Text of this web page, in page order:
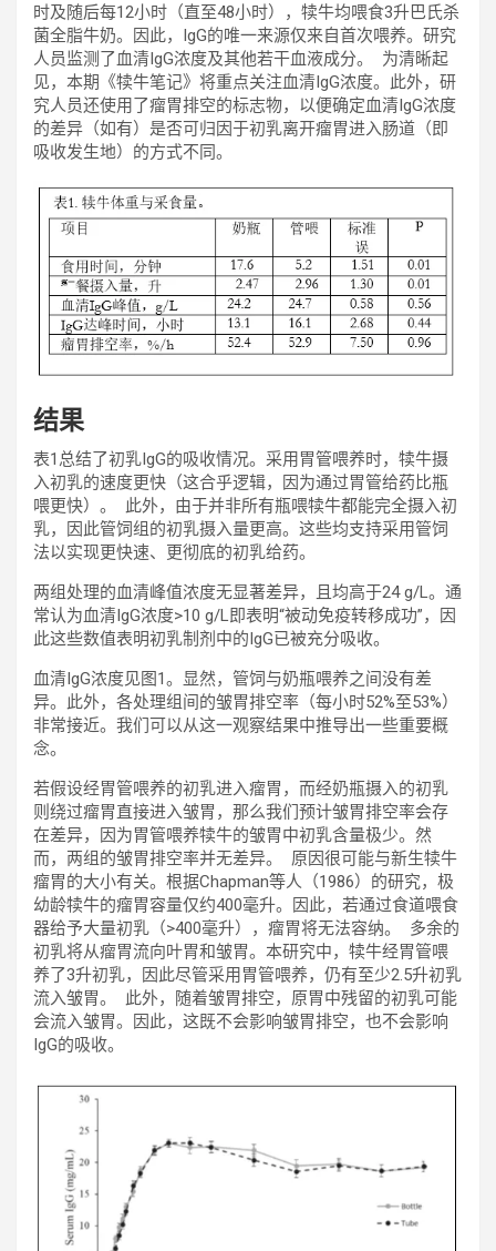
时及随后每12小时（直至48小时），犊牛均喂食3升巴氏杀
菌全脂牛奶。因此，IgG的唯一来源仅来自首次喂养。研究
人员监测了血清IgG浓度及其他若干血液成分。 为清晰起
见，本期《犊牛笔记》将重点关注血清IgG浓度。此外，研
究人员还使用了瘤胃排空的标志物，以便确定血清IgG浓度
的差异（如有）是否可归因于初乳离开瘤胃进入肠道（即
吸收发生地）的方式不同。
结果
表1总结了初乳IgG的吸收情况。采用胃管喂养时，犊牛摄
入初乳的速度更快（这合乎逻辑，因为通过胃管给药比瓶
喂更快）。 此外，由于并非所有瓶喂犊牛都能完全摄入初
乳，因此管饲组的初乳摄入量更高。这些均支持采用管饲
法以实现更快速、更彻底的初乳给药。
两组处理的血清峰值浓度无显著差异，且均高于24 g/L。通
常认为血清IgG浓度>10 g/L即表明“被动免疫转移成功”，因
此这些数值表明初乳制剂中的IgG已被充分吸收。
血清IgG浓度见图1。显然，管饲与奶瓶喂养之间没有差
异。此外，各处理组间的皱胃排空率（每小时52%至53%）
非常接近。我们可以从这一观察结果中推导出一些重要概
念。
若假设经胃管喂养的初乳进入瘤胃，而经奶瓶摄入的初乳
则绕过瘤胃直接进入皱胃，那么我们预计皱胃排空率会存
在差异，因为胃管喂养犊牛的皱胃中初乳含量极少。然
而，两组的皱胃排空率并无差异。 原因很可能与新生犊牛
瘤胃的大小有关。根据Chapman等人（1986）的研究，极
幼龄犊牛的瘤胃容量仅约400毫升。因此，若通过食道喂食
器给予大量初乳（>400毫升），瘤胃将无法容纳。 多余的
初乳将从瘤胃流向叶胃和皱胃。本研究中，犊牛经胃管喂
养了3升初乳，因此尽管采用胃管喂养，仍有至少2.5升初乳
流入皱胃。 此外，随着皱胃排空，原胃中残留的初乳可能
会流入皱胃。因此，这既不会影响皱胃排空，也不会影响
IgG的吸收。